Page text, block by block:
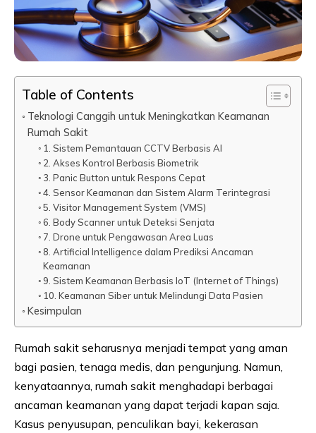
Table of Contents
Teknologi Canggih untuk Meningkatkan Keamanan
Rumah Sakit
1. Sistem Pemantauan CCTV Berbasis AI
2. Akses Kontrol Berbasis Biometrik
3. Panic Button untuk Respons Cepat
4. Sensor Keamanan dan Sistem Alarm Terintegrasi
5. Visitor Management System (VMS)
6. Body Scanner untuk Deteksi Senjata
7. Drone untuk Pengawasan Area Luas
8. Artificial Intelligence dalam Prediksi Ancaman
Keamanan
9. Sistem Keamanan Berbasis IoT (Internet of Things)
10. Keamanan Siber untuk Melindungi Data Pasien
Kesimpulan
Rumah sakit seharusnya menjadi tempat yang aman
bagi pasien, tenaga medis, dan pengunjung. Namun,
kenyataannya, rumah sakit menghadapi berbagai
ancaman keamanan yang dapat terjadi kapan saja.
Kasus penyusupan, penculikan bayi, kekerasan